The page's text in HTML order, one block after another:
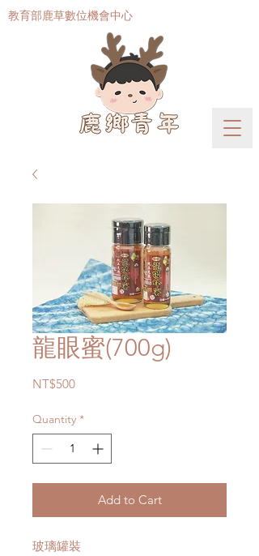
​教育部鹿草數位機會中心
龍眼蜜(700g)
NT$500Price
Quantity *
Add to Cart
玻璃罐裝